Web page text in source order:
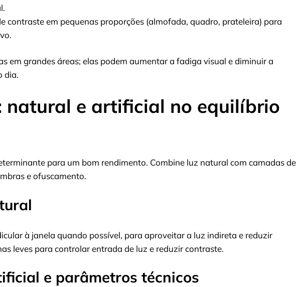
contraste em pequenas proporções (almofada, quadro, prateleira) para
em grandes áreas; elas podem aumentar a fadiga visual e diminuir a
dia.
natural e artificial no equilíbrio
para um bom rendimento. Combine luz natural com camadas de
e ofuscamento.
à janela quando possível, para aproveitar a luz indireta e reduzir
leves para controlar entrada de luz e reduzir contraste.
e parâmetros técnicos